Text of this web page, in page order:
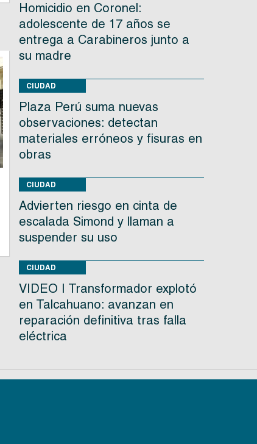
Homicidio en Coronel:
adolescente de 17 años se
entrega a Carabineros junto a
su madre
CIUDAD
Plaza Perú suma nuevas
observaciones: detectan
materiales erróneos y fisuras en
obras
CIUDAD
Advierten riesgo en cinta de
escalada Simond y llaman a
suspender su uso
CIUDAD
VIDEO | Transformador explotó
en Talcahuano: avanzan en
reparación definitiva tras falla
eléctrica